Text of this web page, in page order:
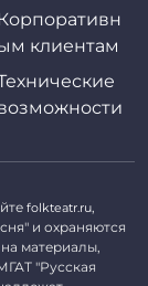
Корпоративн
клиентам
folkteatr.ru,
и охраняются
материалы,
"Русская